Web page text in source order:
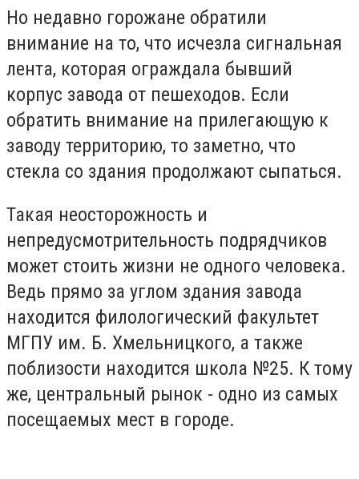
Но недавно горожане обратили
внимание на то, что исчезла сигнальная
лента, которая ограждала бывший
корпус завода от пешеходов. Если
обратить внимание на прилегающую к
заводу территорию, то заметно, что
стекла со здания продолжают сыпаться.
Такая неосторожность и
непредусмотрительность подрядчиков
может стоить жизни не одного человека.
Ведь прямо за углом здания завода
находится филологический факультет
МГПУ им. Б. Хмельницкого, а также
поблизости находится школа №25. К тому
же, центральный рынок - одно из самых
посещаемых мест в городе.